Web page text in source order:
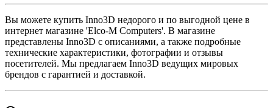
Вы можете купить Inno3D недорого и по выгодной цене в
интернет магазине 'Elco-M Computers'. В магазине
представлены Inno3D с описаниями, а также подробные
технические характеристики, фотографии и отзывы
посетителей. Мы предлагаем Inno3D ведущих мировых
брендов с гарантией и доставкой.